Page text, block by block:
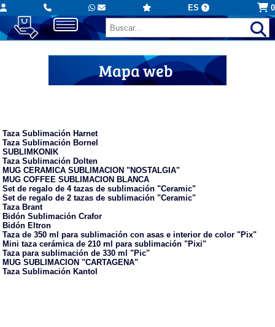
ES 0
Mapa web
Taza Sublimación Harnet
Taza Sublimación Bornel
SUBLIMKONIK
Taza Sublimación Dolten
MUG CERAMICA SUBLIMACION "NOSTALGIA"
MUG COFFEE SUBLIMACION BLANCA
Set de regalo de 4 tazas de sublimación "Ceramic"
Set de regalo de 2 tazas de sublimación "Ceramic"
Taza Brant
Bidón Sublimación Crafor
Bidón Eltron
Taza de 350 ml para sublimación con asas e interior de color "Pix"
Mini taza cerámica de 210 ml para sublimación "Pixi"
Taza para sublimación de 330 ml "Pic"
MUG SUBLIMACION "CARTAGENA"
Taza Sublimación Kantol